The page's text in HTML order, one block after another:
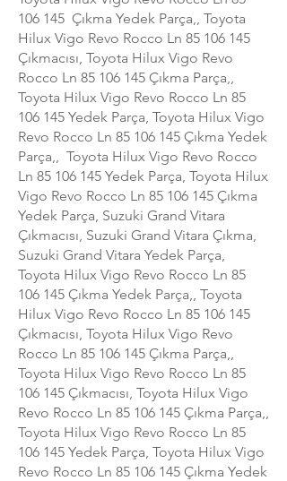
106 145 Çıkma Yedek Parça,, Toyota
Hilux Vigo Revo Rocco Ln 85 106 145
Çıkmacısı, Toyota Hilux Vigo Revo
Rocco Ln 85 106 145 Çıkma Parça,,
Toyota Hilux Vigo Revo Rocco Ln 85
106 145 Yedek Parça, Toyota Hilux Vigo
Revo Rocco Ln 85 106 145 Çıkma Yedek
Parça,, Toyota Hilux Vigo Revo Rocco
Ln 85 106 145 Yedek Parça, Toyota Hilux
Vigo Revo Rocco Ln 85 106 145 Çıkma
Yedek Parça, Suzuki Grand Vitara
Çıkmacısı, Suzuki Grand Vitara Çıkma,
Suzuki Grand Vitara Yedek Parça,
Toyota Hilux Vigo Revo Rocco Ln 85
106 145 Çıkma Yedek Parça,, Toyota
Hilux Vigo Revo Rocco Ln 85 106 145
Çıkmacısı, Toyota Hilux Vigo Revo
Rocco Ln 85 106 145 Çıkma Parça,,
Toyota Hilux Vigo Revo Rocco Ln 85
106 145 Çıkmacısı, Toyota Hilux Vigo
Revo Rocco Ln 85 106 145 Çıkma Parça,,
Toyota Hilux Vigo Revo Rocco Ln 85
106 145 Yedek Parça, Toyota Hilux Vigo
Revo Rocco Ln 85 106 145 Çıkma Yedek